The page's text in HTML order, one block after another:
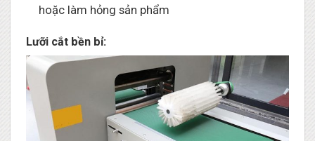
hoặc làm hỏng sản phẩm
Lưỡi cắt bền bỉ: